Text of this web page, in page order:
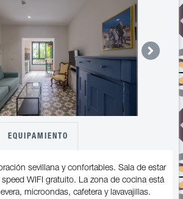
EQUIPAMIENTO
sevillana y confortables. Sala de estar
WIFI gratuito. La zona de cocina está
microondas, cafetera y lavavajillas.